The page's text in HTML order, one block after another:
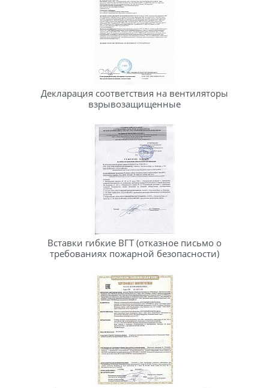
Декларация соответствия на вентиляторы
взрывозащищенные
Вставки гибкие ВГТ (отказное письмо о
требованиях пожарной безопасности)